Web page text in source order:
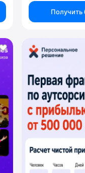
Получить